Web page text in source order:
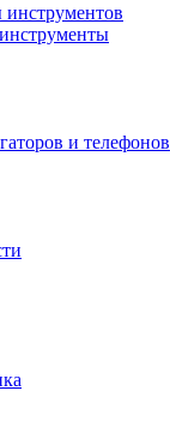
и телефонов